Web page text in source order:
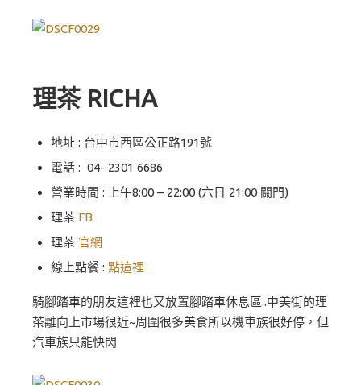
理茶 RICHA
地址 : 台中市西區公正路191號
電話 : 04- 2301 6686
營業時間 : 上午8:00 – 22:00 (六日 21:00 關門)
理茶FB
理茶官網
線上點餐 : 點這裡
騎腳踏車的朋友這裡也又放置腳踏車休息區..中美街的理
茶離向上市場很近~周圍很多美食所以機車族很好停，但
汽車族只能快閃